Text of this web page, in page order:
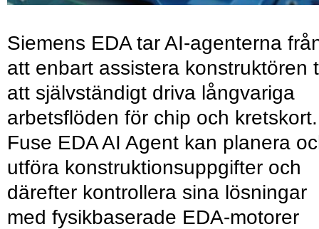
Siemens EDA tar AI-agenterna
att enbart assistera konstruktören
att självständigt driva långvariga
arbetsflöden för chip och kretskort.
Fuse EDA AI Agent kan planera
utföra konstruktionsuppgifter och
därefter kontrollera sina lösningar
med fysikbaserade EDA-motorer